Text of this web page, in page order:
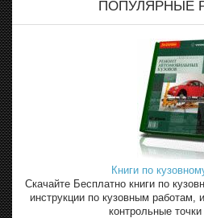
ПОПУЛЯРНЫЕ
Книги по
Скачайте Бесплатно книги по
инструкции по кузовным
контрольные точки